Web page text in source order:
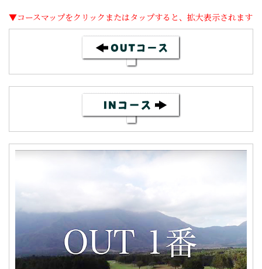
▼コースマップをクリックまたはタップすると、拡大表示されます